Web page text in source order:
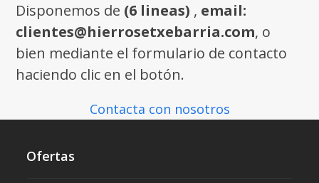
Disponemos de (6 lineas) , email:
clientes@hierrosetxebarria.com, o
bien mediante el formulario de contacto
haciendo clic en el botón.
Contacta con nosotros
Ofertas